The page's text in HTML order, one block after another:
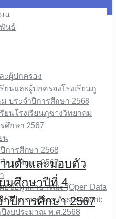
น
นธ์
ะผู้ปกครอง
ยนและผู้ปกครองโรงเรียนภู
ประจำปีการศึกษา 2568
ยนโรงเรียนภูซางวิทยาคม
ศึกษา 2567
น
การศึกษา 2568
การศึกษา 2567
ผยข้อมูลสาธารณะ (Open Data
Transparency Assessment:
ปีงบประมาณ พ.ศ.2568
นตัวและมอบตัว
มศึกษาปีที่ 4
ำปีการศึกษา 2567